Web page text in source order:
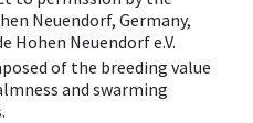
Neuendorf, Germany,
Hohen Neuendorf e.V.
of the breeding value
and swarming